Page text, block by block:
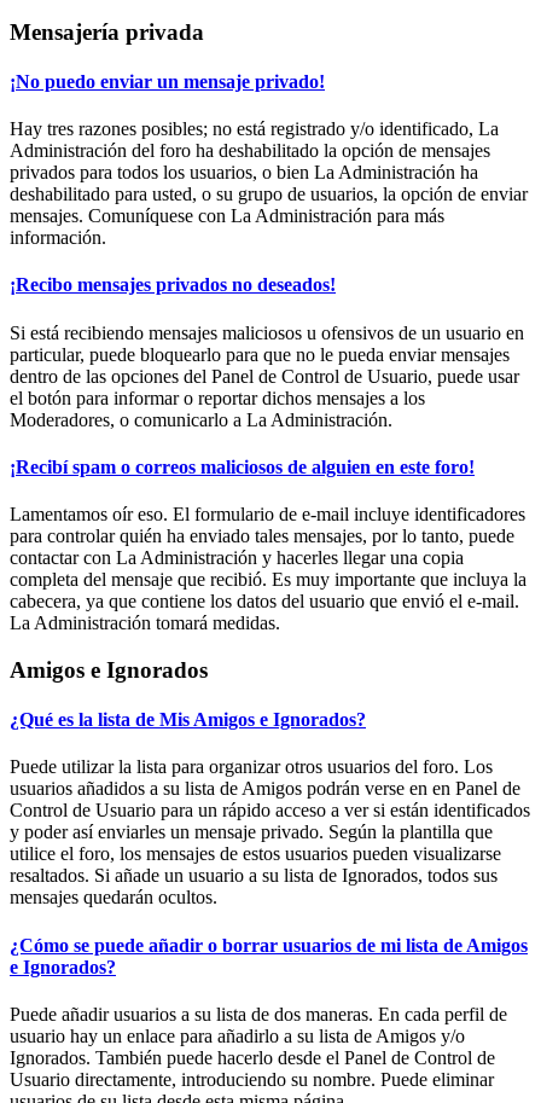
Mensajería privada
¡No puedo enviar un mensaje privado!
Hay tres razones posibles; no está registrado y/o identificado, La
Administración del foro ha deshabilitado la opción de mensajes
privados para todos los usuarios, o bien La Administración ha
deshabilitado para usted, o su grupo de usuarios, la opción de enviar
mensajes. Comuníquese con La Administración para más
información.
¡Recibo mensajes privados no deseados!
Si está recibiendo mensajes maliciosos u ofensivos de un usuario en
particular, puede bloquearlo para que no le pueda enviar mensajes
dentro de las opciones del Panel de Control de Usuario, puede usar
el botón para informar o reportar dichos mensajes a los
Moderadores, o comunicarlo a La Administración.
¡Recibí spam o correos maliciosos de alguien en este foro!
Lamentamos oír eso. El formulario de e-mail incluye identificadores
para controlar quién ha enviado tales mensajes, por lo tanto, puede
contactar con La Administración y hacerles llegar una copia
completa del mensaje que recibió. Es muy importante que incluya la
cabecera, ya que contiene los datos del usuario que envió el e-mail.
La Administración tomará medidas.
Amigos e Ignorados
¿Qué es la lista de Mis Amigos e Ignorados?
Puede utilizar la lista para organizar otros usuarios del foro. Los
usuarios añadidos a su lista de Amigos podrán verse en en Panel de
Control de Usuario para un rápido acceso a ver si están identificados
y poder así enviarles un mensaje privado. Según la plantilla que
utilice el foro, los mensajes de estos usuarios pueden visualizarse
resaltados. Si añade un usuario a su lista de Ignorados, todos sus
mensajes quedarán ocultos.
¿Cómo se puede añadir o borrar usuarios de mi lista de Amigos
e Ignorados?
Puede añadir usuarios a su lista de dos maneras. En cada perfil de
usuario hay un enlace para añadirlo a su lista de Amigos y/o
Ignorados. También puede hacerlo desde el Panel de Control de
Usuario directamente, introduciendo su nombre. Puede eliminar